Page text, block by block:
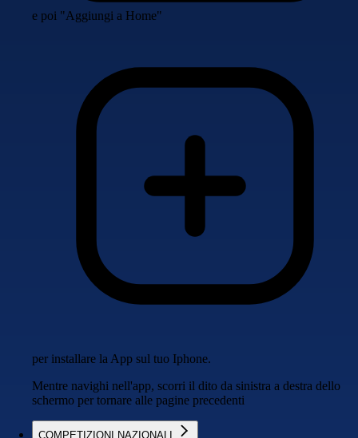
e poi "Aggiungi a Home"
per installare la App sul tuo Iphone.
Mentre navighi nell'app, scorri il dito da sinistra a destra dello
schermo per tornare alle pagine precedenti
COMPETIZIONI NAZIONALI